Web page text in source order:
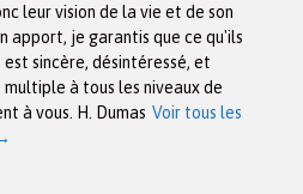
leur vision de la vie et de son
apport, je garantis que ce qu'ils
sincère, désintéressé, et
à tous les niveaux de
à vous. H. Dumas Voir tous les